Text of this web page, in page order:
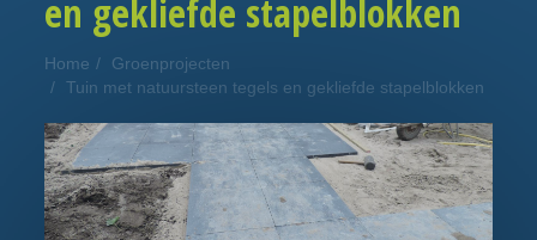
en gekliefde stapelblokken
Home
Groenprojecten
Tuin met natuursteen tegels en gekliefde stapelblokken